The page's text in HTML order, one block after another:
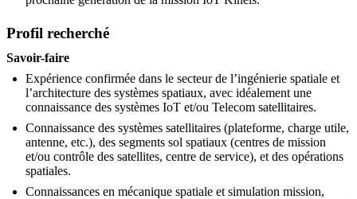
Profil recherché
Savoir-faire
Expérience confirmée dans le secteur de l’ingénierie spatiale et
l’architecture des systèmes spatiaux, avec idéalement une
connaissance des systèmes IoT et/ou Telecom satellitaires.
Connaissance des systèmes satellitaires (plateforme, charge utile,
antenne, etc.), des segments sol spatiaux (centres de mission
et/ou contrôle des satellites, centre de service), et des opérations
spatiales.
Connaissances en mécanique spatiale et simulation mission,